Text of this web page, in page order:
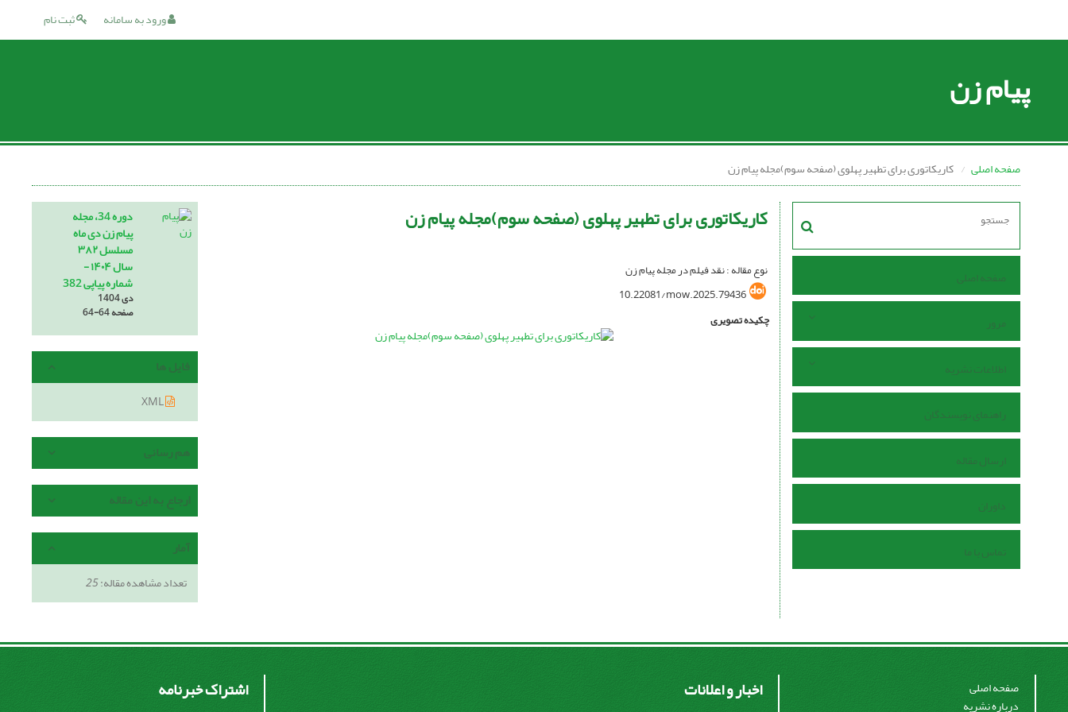
ثبت نام ورود به سامانه
پیام زن
صفحه اصلی کاریکاتوری برای تطهیر پهلوی (صفحه سوم)مجله پیام زن
صفحه اصلی
مرور
اطلاعات نشریه
راهنمای نویسندگان
ارسال مقاله
داوران
تماس با ما
کاریکاتوری برای تطهیر پهلوی (صفحه سوم)مجله پیام زن
نوع مقاله : نقد فیلم در مجله پیام زن
10.22081/mow.2025.79436
چکیده تصویری
دوره 34، مجله
پیام زن دی ماه
مسلسل ۳۸۲
سال ۱۴۰۴ -
شماره پیاپی 382
دی 1404
صفحه64-64
فایل ها
XML
هم رسانی
ارجاع به این مقاله
آمار
تعداد مشاهده مقاله:25
صفحه اصلی
درباره نشریه
اخبار و اعلانات اشتراک خبرنامه